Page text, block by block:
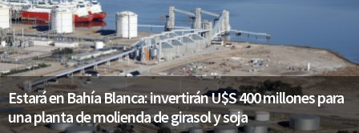
Estará en Bahía Blanca: invertirán U$S 400 millones para
una planta de molienda de girasol y soja